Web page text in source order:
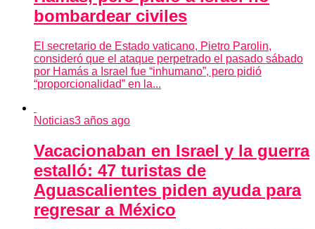
bombardear civiles
El secretario de Estado vaticano, Pietro Parolin,
consideró que el ataque perpetrado el pasado sábado
por Hamás a Israel fue “inhumano”, pero pidió
“proporcionalidad” en la...
Noticias3 años ago
Vacacionaban en Israel y la guerra
estalló: 47 turistas de
Aguascalientes piden ayuda para
regresar a México